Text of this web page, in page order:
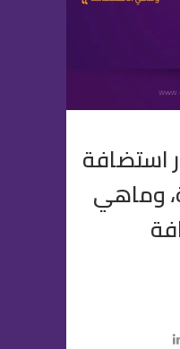
استضافة
وماهي